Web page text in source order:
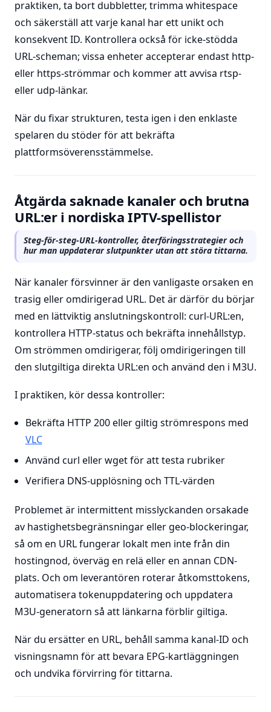
praktiken, ta bort dubbletter, trimma whitespace
och säkerställ att varje kanal har ett unikt och
konsekvent ID. Kontrollera också för icke-stödda
URL-scheman; vissa enheter accepterar endast http-
eller https-strömmar och kommer att avvisa rtsp-
eller udp-länkar.
När du fixar strukturen, testa igen i den enklaste
spelaren du stöder för att bekräfta
plattformsöverensstämmelse.
Åtgärda saknade kanaler och brutna
URL:er i nordiska IPTV-spellistor
Steg-för-steg-URL-kontroller, återföringsstrategier och
hur man uppdaterar slutpunkter utan att störa tittarna.
När kanaler försvinner är den vanligaste orsaken en
trasig eller omdirigerad URL. Det är därför du börjar
med en lättviktig anslutningskontroll: curl-URL:en,
kontrollera HTTP-status och bekräfta innehållstyp.
Om strömmen omdirigerar, följ omdirigeringen till
den slutgiltiga direkta URL:en och använd den i M3U.
I praktiken, kör dessa kontroller:
Bekräfta HTTP 200 eller giltig strömrespons med
VLC
Använd curl eller wget för att testa rubriker
Verifiera DNS-upplösning och TTL-värden
Problemet är intermittent misslyckanden orsakade
av hastighetsbegränsningar eller geo-blockeringar,
så om en URL fungerar lokalt men inte från din
hostingnod, överväg en relä eller en annan CDN-
plats. Och om leverantören roterar åtkomsttokens,
automatisera tokenuppdatering och uppdatera
M3U-generatorn så att länkarna förblir giltiga.
När du ersätter en URL, behåll samma kanal-ID och
visningsnamn för att bevara EPG-kartläggningen
och undvika förvirring för tittarna.